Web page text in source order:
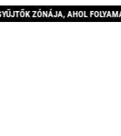
FOLYAMATOSAN